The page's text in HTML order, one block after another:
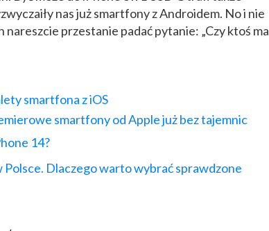
nas już smartfony z Androidem. No i nie
przestanie padać pytanie: „Czy ktoś ma
smartfona z iOS
smartfony od Apple już bez tajemnic
14?
Dlaczego warto wybrać sprawdzone